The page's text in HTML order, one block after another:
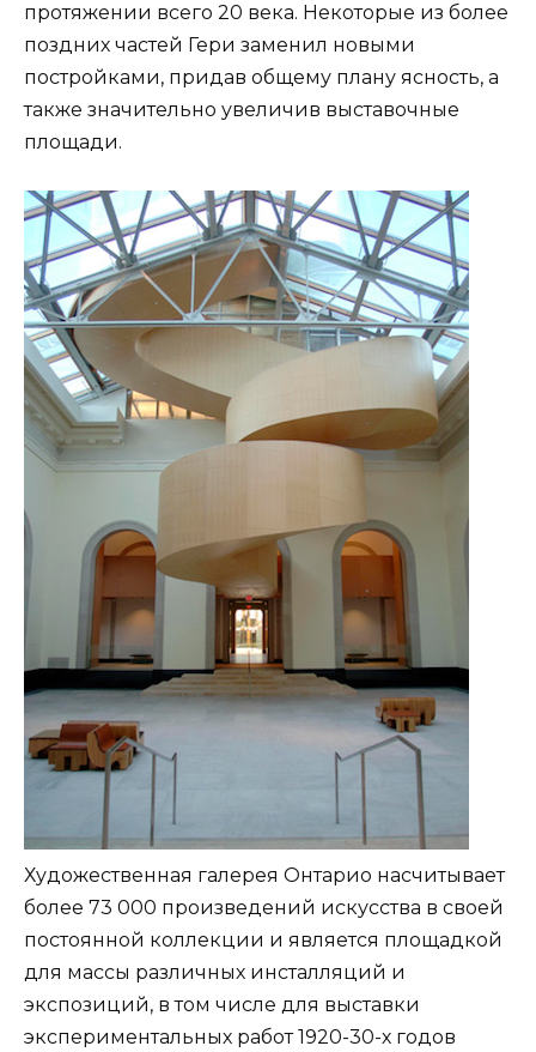
протяжении всего 20 века. Некоторые из более
поздних частей Гери заменил новыми
постройками, придав общему плану ясность, а
также значительно увеличив выставочные
площади.
Художественная галерея Онтарио насчитывает
более 73 000 произведений искусства в своей
постоянной коллекции и является площадкой
для массы различных инсталляций и
экспозиций, в том числе для выставки
экспериментальных работ 1920-30-х годов